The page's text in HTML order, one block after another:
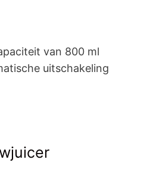
van 800 ml
uitschakeling